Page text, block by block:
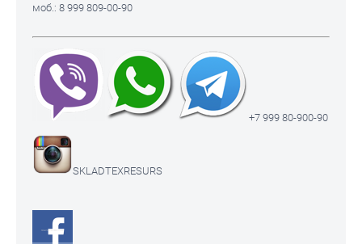
моб.: 8 999 809-00-90
+7 999 80-900-90
SKLADTEXRESURS